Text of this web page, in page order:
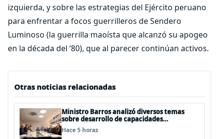
izquierda, y sobre las estrategias del Ejército peruano
para enfrentar a focos guerrilleros de Sendero
Luminoso (la guerrilla maoísta que alcanzó su apogeo
en la década del ‘80), que al parecer continúan activos.
Otras noticias relacionadas
Ministro Barros analizó diversos temas
sobre desarrollo de capacidades
estratégicas en sesión del Consejo de
Política Espacial
Hace 5 horas